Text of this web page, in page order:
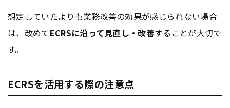
想定していたよりも業務改善の効果が感じられない場合
は、改めてECRSに沿って見直し・改善することが大切で
す。
ECRSを活用する際の注意点